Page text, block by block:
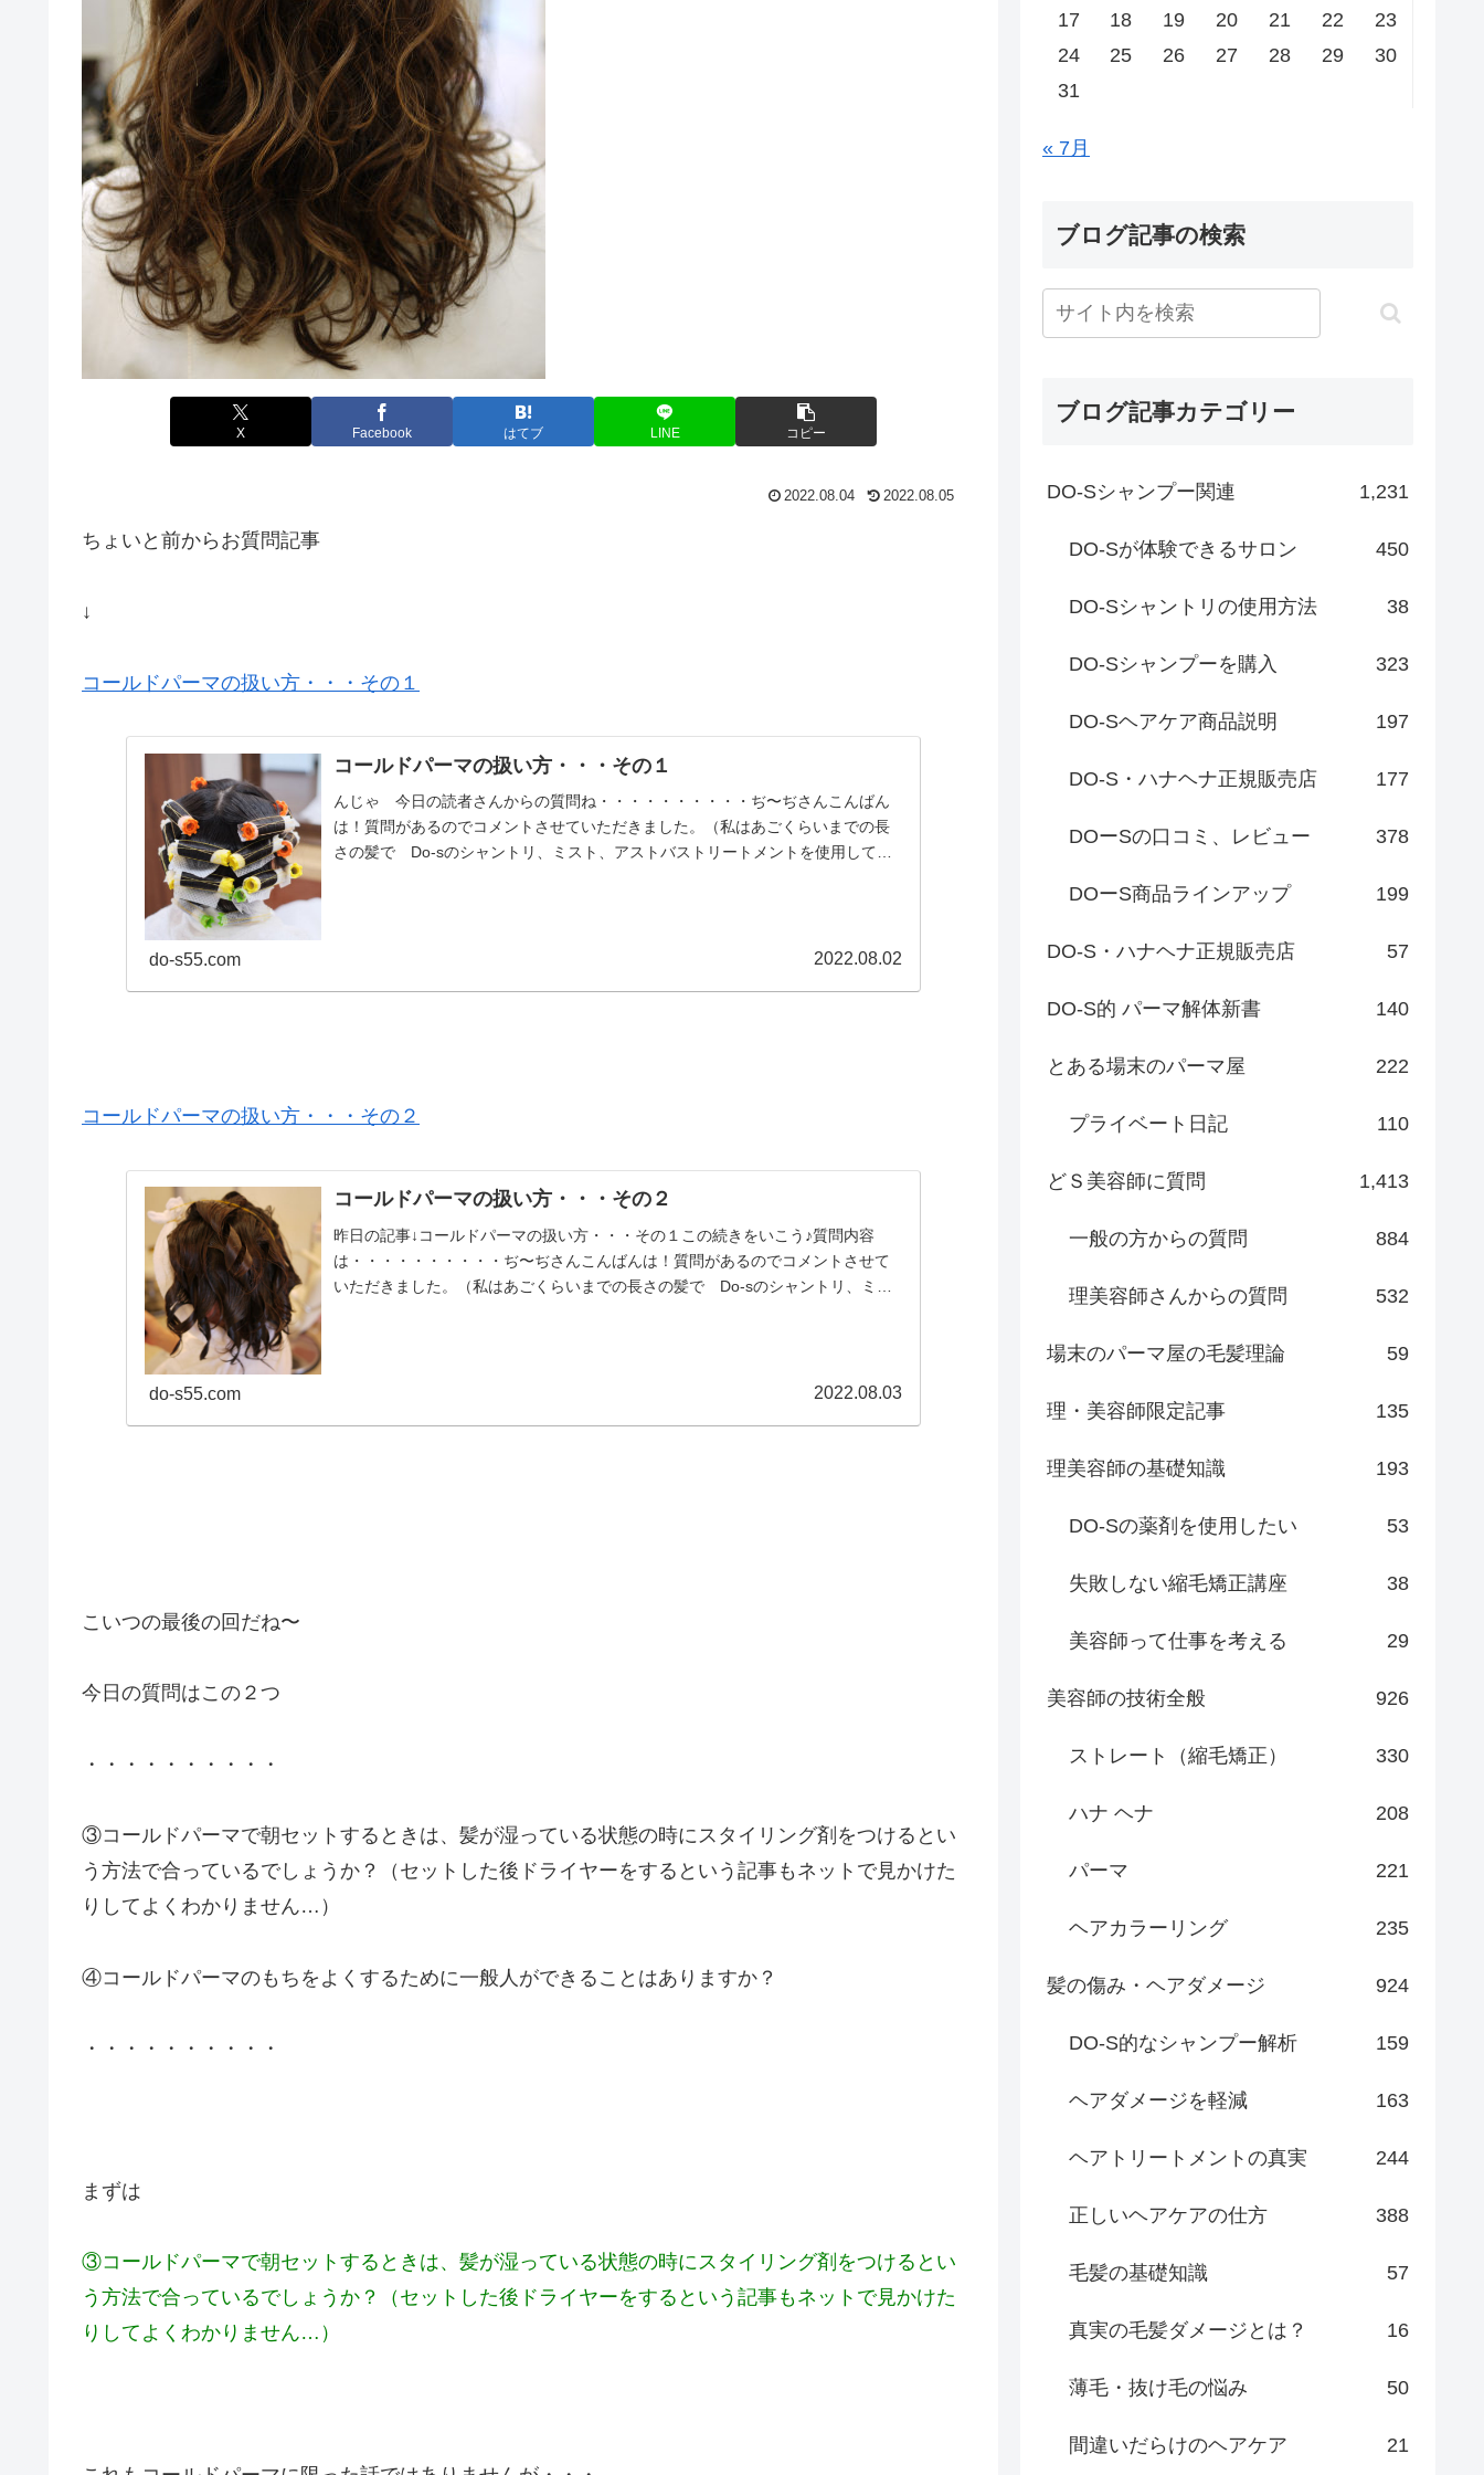
X Facebook はてブ LINE コピー
2022.08.04 2022.08.05
ちょいと前からお質問記事
↓
コールドパーマの扱い方・・・その１
コールドパーマの扱い方・・・その１
んじゃ 今日の読者さんからの質問ね・・・・・・・・・・ぢ〜ぢさんこんばん
は！質問があるのでコメントさせていただきました。（私はあごくらいまでの長
さの髪で Do-sのシャントリ、ミスト、アストバストリートメントを使用してい
do-s55.com 2022.08.02
コールドパーマの扱い方・・・その２
コールドパーマの扱い方・・・その２
昨日の記事↓コールドパーマの扱い方・・・その１この続きをいこう♪質問内容
は・・・・・・・・・・ぢ〜ぢさんこんばんは！質問があるのでコメントさせて
いただきました。（私はあごくらいまでの長さの髪で Do-sのシャントリ、ミス
do-s55.com 2022.08.03
こいつの最後の回だね〜
今日の質問はこの２つ
・・・・・・・・・・
③コールドパーマで朝セットするときは、髪が湿っている状態の時にスタイリング剤をつけるとい
う方法で合っているでしょうか？（セットした後ドライヤーをするという記事もネットで見かけた
りしてよくわかりません…）
④コールドパーマのもちをよくするために一般人ができることはありますか？
・・・・・・・・・・
まずは
③コールドパーマで朝セットするときは、髪が湿っている状態の時にスタイリング剤をつけるとい
う方法で合っているでしょうか？（セットした後ドライヤーをするという記事もネットで見かけた
りしてよくわかりません…）
17 18 19 20 21 22
23
24
25 26 27 28 29
30
31
« 7月
ブログ記事の検索
ブログ記事カテゴリー
DO-Sシャンプー関連 1,231
DO-Sが体験できるサロン 450
DO-Sシャントリの使用方法 38
DO-Sシャンプーを購入 323
DO-Sヘアケア商品説明 197
DO-S・ハナヘナ正規販売店 177
DOーSの口コミ、レビュー 378
DOーS商品ラインアップ 199
DO-S・ハナヘナ正規販売店 57
DO-S的 パーマ解体新書 140
とある場末のパーマ屋 222
プライベート日記 110
どＳ美容師に質問 1,413
一般の方からの質問 884
理美容師さんからの質問 532
場末のパーマ屋の毛髪理論 59
理・美容師限定記事 135
理美容師の基礎知識 193
DO-Sの薬剤を使用したい 53
失敗しない縮毛矯正講座 38
美容師って仕事を考える 29
美容師の技術全般 926
ストレート（縮毛矯正） 330
ハナ ヘナ 208
パーマ 221
ヘアカラーリング 235
髪の傷み・ヘアダメージ 924
DO-S的なシャンプー解析 159
ヘアダメージを軽減 163
ヘアトリートメントの真実 244
正しいヘアケアの仕方 388
毛髪の基礎知識 57
真実の毛髪ダメージとは？ 16
薄毛・抜け毛の悩み 50
間違いだらけのヘアケア 21